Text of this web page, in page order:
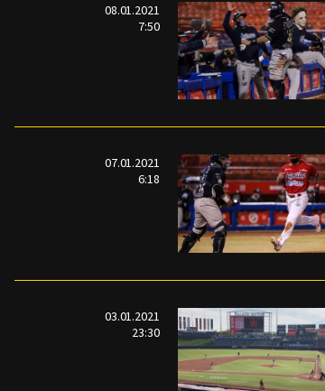
08.01.2021
7:50
07.01.2021
6:18
03.01.2021
23:30